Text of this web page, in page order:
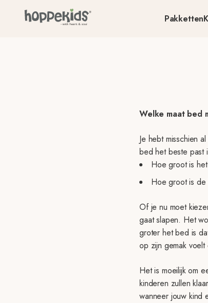
Pakketten
Welke maat bed
Je hebt misschien
bed het beste past
Hoe groot is
Hoe groot is de
Of je nu moet
gaat slapen. Het
groter het bed is
op zijn gemak
Het is moeilijk om
kinderen zullen
wanneer jouw kind